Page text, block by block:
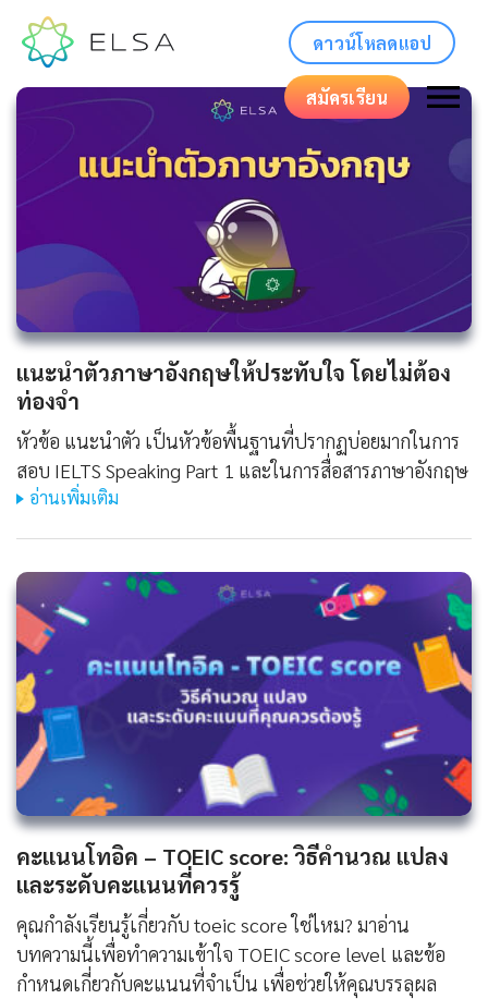
ดาวน์โหลดแอป
สมัครเรียน
แนะนําตัวภาษาอังกฤษให้ประทับใจ โดยไม่ต้อง
ท่องจำ
หัวข้อ แนะนำตัว เป็นหัวข้อพื้นฐานที่ปรากฏบ่อยมากในการ
สอบ IELTS Speaking Part 1 และในการสื่อสารภาษาอังกฤษ
อ่านเพิ่มเติม
คะแนนโทอิค – TOEIC score: วิธีคำนวณ แปลง
และระดับคะแนนที่ควรรู้
คุณกำลังเรียนรู้เกี่ยวกับ toeic score ใช่ไหม? มาอ่าน
บทความนี้เพื่อทำความเข้าใจ TOEIC score level และข้อ
กำหนดเกี่ยวกับคะแนนที่จำเป็น เพื่อช่วยให้คุณบรรลุผล